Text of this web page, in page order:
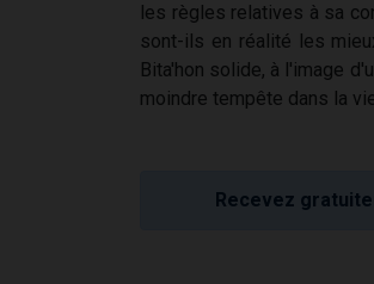
les règles relatives à sa
sont-ils en réalité les
Bita'hon solide, à l'image
moindre tempête dans la
Recevez